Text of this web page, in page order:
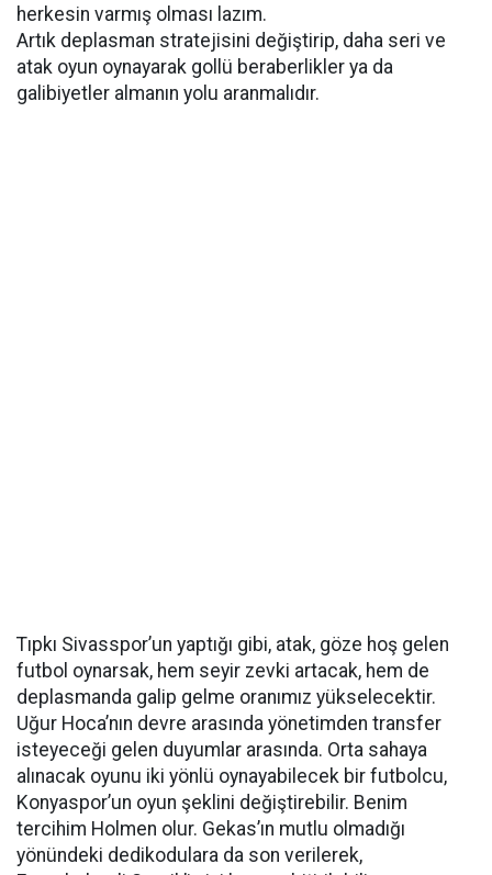
herkesin varmış olması lazım.
Artık deplasman stratejisini değiştirip, daha seri ve
atak oyun oynayarak gollü beraberlikler ya da
galibiyetler almanın yolu aranmalıdır.
Tıpkı Sivasspor’un yaptığı gibi, atak, göze hoş gelen
futbol oynarsak, hem seyir zevki artacak, hem de
deplasmanda galip gelme oranımız yükselecektir.
Uğur Hoca’nın devre arasında yönetimden transfer
isteyeceği gelen duyumlar arasında. Orta sahaya
alınacak oyunu iki yönlü oynayabilecek bir futbolcu,
Konyaspor’un oyun şeklini değiştirebilir. Benim
tercihim Holmen olur. Gekas’ın mutlu olmadığı
yönündeki dedikodulara da son verilerek,